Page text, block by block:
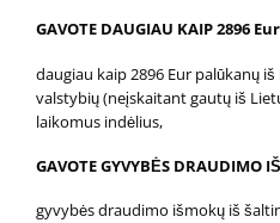
GAVOTE DAUGIAU KAIP 2896
daugiau kaip 2896 Eur palūkanų
valstybių (neįskaitant gautų iš
laikomus indėlius,
GAVOTE GYVYBĖS DRAUDIMO
gyvybės draudimo išmokų iš